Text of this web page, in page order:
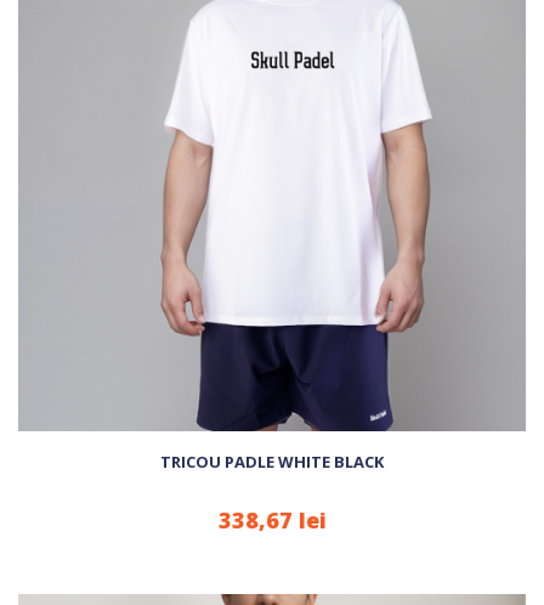
TRICOU PADLE WHITE BLACK
338,67 lei